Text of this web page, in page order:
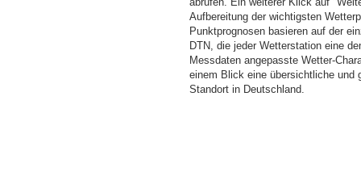
Aufbereitung der wichtigsten
Punktprognosen basieren auf der
DTN, die jeder Wetterstation eine
Messdaten angepasste Wetter-
einem Blick eine übersichtliche und
Standort in Deutschland.